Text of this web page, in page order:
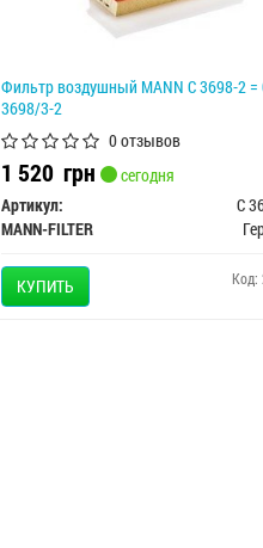
Фильтр воздушный MANN C 3698-2 =
3698/3-2
0 отзывов
1 520грн
сегодня
Артикул:
C
MANN-FILTER
КУПИТЬ Код: